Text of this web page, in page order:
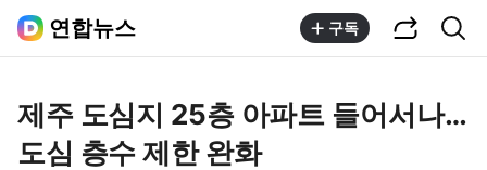
연합뉴스 구독
제주 도심지 25층 아파트 들어서나…
도심 층수 제한 완화